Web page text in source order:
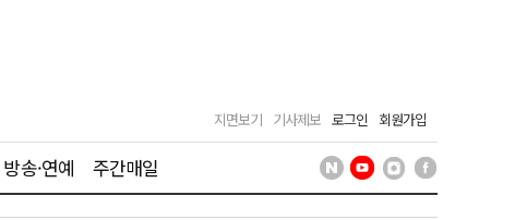
지면보기 기사제보 로그인 회원가입
방송·연예 주간매일